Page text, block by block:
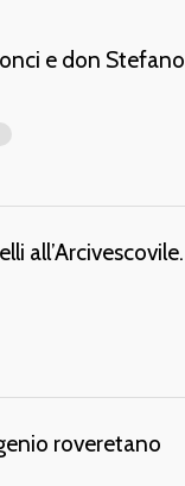
e don Stefano
all’Arcivescovile.
roveretano